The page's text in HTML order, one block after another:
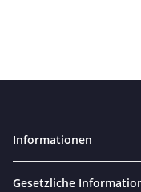
Informationen
Gesetzliche